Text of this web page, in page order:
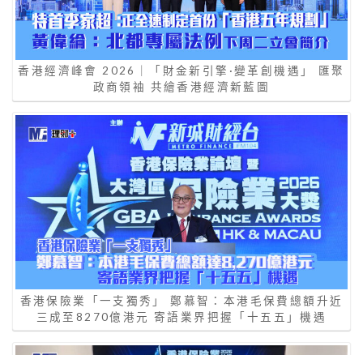
香港經濟峰會 2026｜「財金新引擎·變革創機遇」 匯聚
政商領袖 共繪香港經濟新藍圖
香港保險業「一支獨秀」 鄭慕智：本港毛保費總額升近
三成至8270億港元 寄語業界把握「十五五」機遇